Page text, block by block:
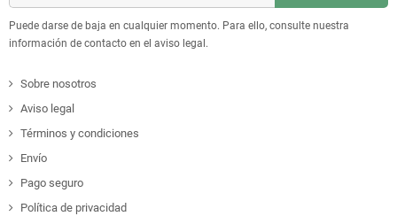
Puede darse de baja en cualquier momento. Para ello, consulte nuestra
información de contacto en el aviso legal.
Sobre nosotros
Aviso legal
Términos y condiciones
Envío
Pago seguro
Política de privacidad